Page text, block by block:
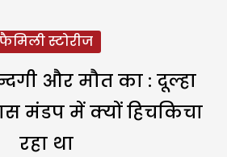
फैमिली स्टोरीज
और मौत का : दूल्हा
मंडप में क्यों हिचकिचा
रहा था